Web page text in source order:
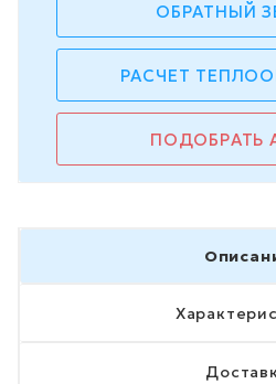
ОБРАТНЫЙ
РАСЧЕТ
ПОДОБРАТЬ